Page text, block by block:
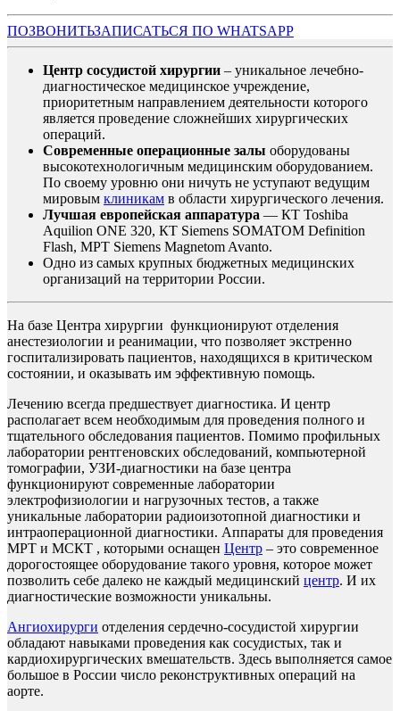
ПОЗВОНИТЬЗАПИСАТЬСЯ ПО WHATSAPP
Центр сосудистой хирургии – уникальное лечебно-
диагностическое медицинское учреждение,
приоритетным направлением деятельности которого
является проведение сложнейших хирургических
операций.
Современные операционные залы оборудованы
высокотехнологичным медицинским оборудованием.
По своему уровню они ничуть не уступают ведущим
мировым клиникам в области хирургического лечения.
Лучшая европейская аппаратура — КТ Toshiba
Aquilion ONE 320, КТ Siemens SOMATOM Definition
Flash, МРТ Siemens Magnetom Avanto.
Одно из самых крупных бюджетных медицинских
организаций на территории России.
На базе Центра хирургии функционируют отделения
анестезиологии и реанимации, что позволяет экстренно
госпитализировать пациентов, находящихся в критическом
состоянии, и оказывать им эффективную помощь.
Лечению всегда предшествует диагностика. И центр
располагает всем необходимым для проведения полного и
тщательного обследования пациентов. Помимо профильных
лаборатории рентгеновских обследований, компьютерной
томографии, УЗИ-диагностики на базе центра
функционируют современные лаборатории
электрофизиологии и нагрузочных тестов, а также
уникальные лаборатории радиоизотопной диагностики и
интраоперационной диагностики. Аппараты для проведения
МРТ и МСКТ , которыми оснащен Центр – это современное
дорогостоящее оборудование такого уровня, которое может
позволить себе далеко не каждый медицинский центр. И их
диагностические возможности уникальны.
Ангиохирурги отделения сердечно-сосудистой хирургии
обладают навыками проведения как сосудистых, так и
кардиохирургических вмешательств. Здесь выполняется самое
большое в России число реконструктивных операций на
аорте.